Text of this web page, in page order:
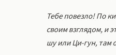
Тебе повезло! По
своим взглядом, и
шу или Ци-гун, там